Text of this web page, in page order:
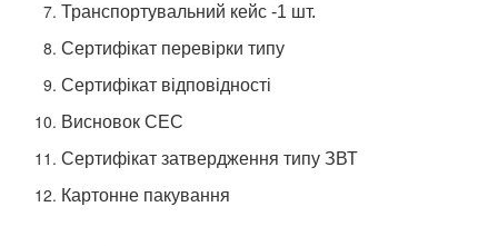
Транспортувальний кейс -1 шт.
Сертифікат перевірки типу
Сертифікат відповідності
Висновок СЕС
Сертифікат затвердження типу ЗВТ
Картонне пакування